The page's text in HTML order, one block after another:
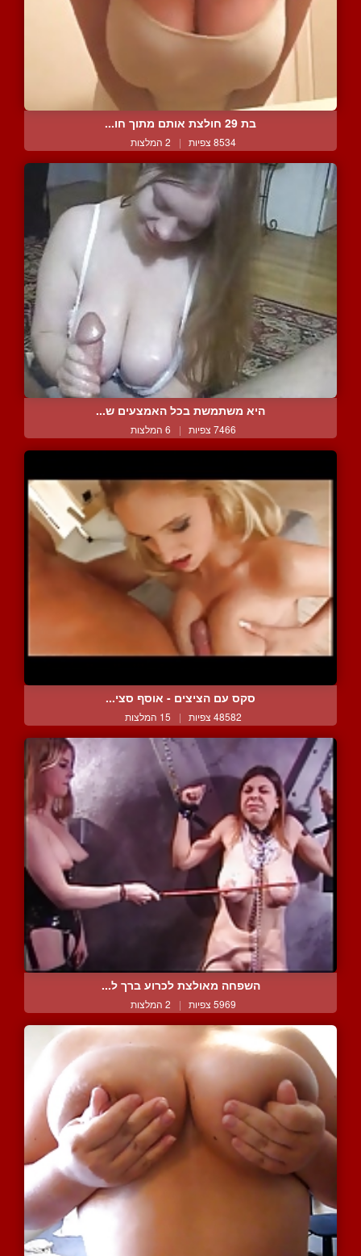
בת 29 חולצת אותם מתוך חו...
8534 צפיות | 2 המלצות
היא משתמשת בכל האמצעים ש...
7466 צפיות | 6 המלצות
סקס עם הציצים - אוסף סצי...
48582 צפיות | 15 המלצות
השפחה מאולצת לכרוע ברך ל...
5969 צפיות | 2 המלצות